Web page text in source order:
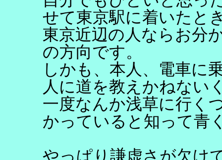
せて東京駅に着いたと
東京近辺の人ならお分
の方向です。
しかも、本人、電車に
人に道を教えかねない
一度なんか浅草に行く
かっていると知って青
やっぱり謙虚さが欠け